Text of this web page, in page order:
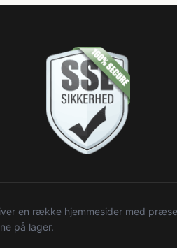
en række hjemmesider med
på lager.